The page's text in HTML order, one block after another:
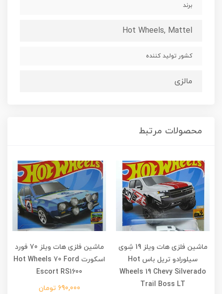
برند
Hot Wheels, Mattel
کشور تولید کننده
مالزی
محصولات مرتبط
ماشین فلزی هات ویلز 19 شِوی
سیلورادو تریل باس Hot
Wheels 19 Chevy Silverado
Trail Boss LT
ماشین فلزی هات ویلز 70 فورد
اسکورت Hot Wheels 70 Ford
Escort RS1600
690,000 تومان